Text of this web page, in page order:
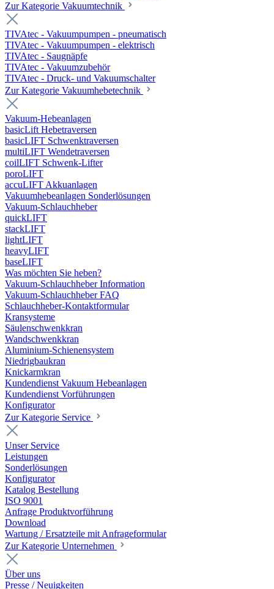
Zur Kategorie Vakuumtechnik
TIVAtec - Vakuumpumpen - pneumatisch
TIVAtec - Vakuumpumpen - elektrisch
TIVAtec - Saugnäpfe
TIVAtec - Vakuumzubehör
TIVAtec - Druck- und Vakuumschalter
Zur Kategorie Vakuumhebetechnik
Vakuum-Hebeanlagen
basicLift Hebetraversen
basicLIFT Schwenktraversen
multiLIFT Wendetraversen
coilLIFT Schwenk-Lifter
poroLIFT
accuLIFT Akkuanlagen
Vakuumhebeanlagen Sonderlösungen
Vakuum-Schlauchheber
quickLIFT
stackLIFT
lightLIFT
heavyLIFT
baseLIFT
Was möchten Sie heben?
Vakuum-Schlauchheber Information
Vakuum-Schlauchheber FAQ
Schlauchheber-Kontaktformular
Kransysteme
Säulenschwenkkran
Wandschwenkkran
Aluminium-Schienensystem
Niedrigbaukran
Knickarmkran
Kundendienst Vakuum Hebeanlagen
Kundendienst Vorführungen
Konfigurator
Zur Kategorie Service
Unser Service
Leistungen
Sonderlösungen
Konfigurator
Katalog Bestellung
ISO 9001
Anfrage Produktvorführung
Download
Wartung / Ersatzteile mit Anfrageformular
Zur Kategorie Unternehmen
Über uns
Presse / Neuigkeiten